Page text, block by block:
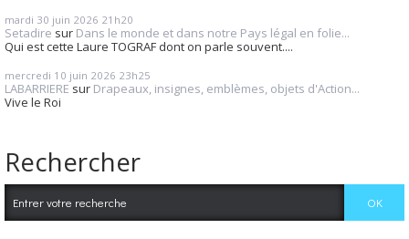
mardi 30 juin 2026 21h20
Setadire sur Dans le monde et dans notre Pays légal en folie...
Qui est cette Laure TOGRAF dont on parle souvent....
mercredi 10 juin 2026 23h25
LABARRIERE sur Drapeaux, insignes, emblèmes, objets d'Action...
Vive le Roi
Rechercher